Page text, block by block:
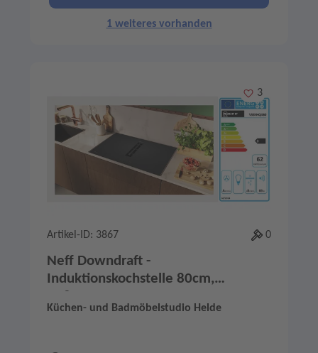
1 weiteres vorhanden
Merken
3
Artikel-ID: 3867 0
Neff Downdraft -
Induktionskochstelle 80cm,
V58YHQ4B0
Küchen- und Badmöbelstudio Helde